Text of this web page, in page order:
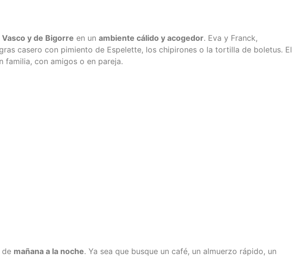
y de Bigorre en un ambiente cálido y acogedor. Eva y Franck,
casero con pimiento de Espelette, los chipirones o la tortilla de boletus. El
familia, con amigos o en pareja.
de mañana a la noche. Ya sea que busque un café, un almuerzo rápido, un